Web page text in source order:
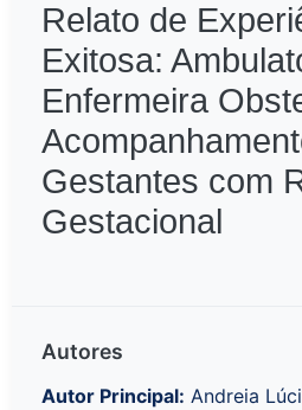
Relato de
Exitosa:
Enfermeira
Gestantes com
Gestacional
Autores
Autor Principal: Andreia